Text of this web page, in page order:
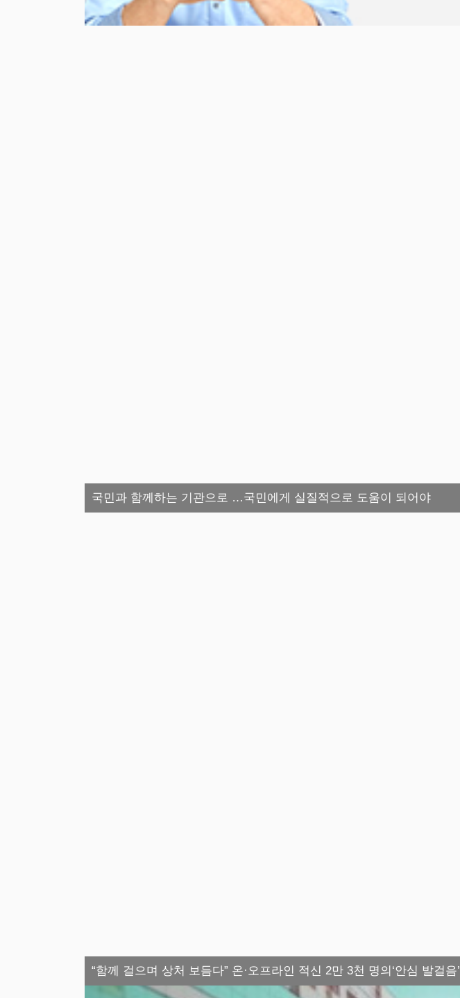
국민과 함께하는 기관으로 …국민에게 실질적으로 도움이 되어야
“함께 걸으며 상처 보듬다” 온·오프라인 적신 2만 3천 명의‘안심 발걸음’